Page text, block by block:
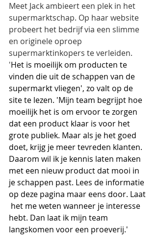
Meet Jack ambieert een plek in het
supermarktschap. Op haar website
probeert het bedrijf via een slimme
en originele oproep
supermarktinkopers te verleiden.
'Het is moeilijk om producten te
vinden die uit de schappen van de
supermarkt vliegen', zo valt op de
site te lezen. 'Mijn team begrijpt hoe
moeilijk het is om ervoor te zorgen
dat een product klaar is voor het
grote publiek. Maar als je het goed
doet, krijg je meer tevreden klanten.
Daarom wil ik je kennis laten maken
met een nieuw product dat mooi in
je schappen past. Lees de informatie
op deze pagina maar eens door. Laat
het me weten wanneer je interesse
hebt. Dan laat ik mijn team
langskomen voor een proeverij.'